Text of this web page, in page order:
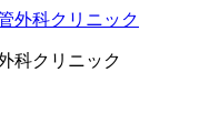
科クリニック